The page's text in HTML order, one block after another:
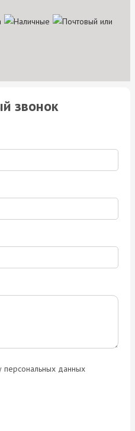
звонок
персональных данных